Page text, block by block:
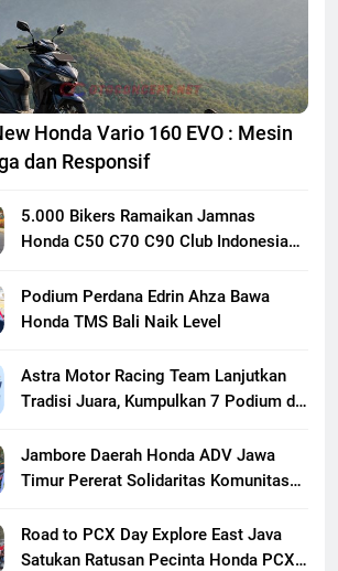
Honda Vario 160 EVO : Mesin
dan Responsif
5.000 Bikers Ramaikan Jamnas
Honda C50 C70 C90 Club Indonesia
Persaudaraan Pecinta Motor Klasik
Honda
Podium Perdana Edrin Ahza Bawa
Honda TMS Bali Naik Level
Astra Motor Racing Team Lanjutkan
Tradisi Juara, Kumpulkan 7 Podium di
Jambore Daerah Honda ADV Jawa
Timur Pererat Solidaritas Komunitas
di Banyuwangi
Road to PCX Day Explore East Java
Satukan Ratusan Pecinta Honda PCX